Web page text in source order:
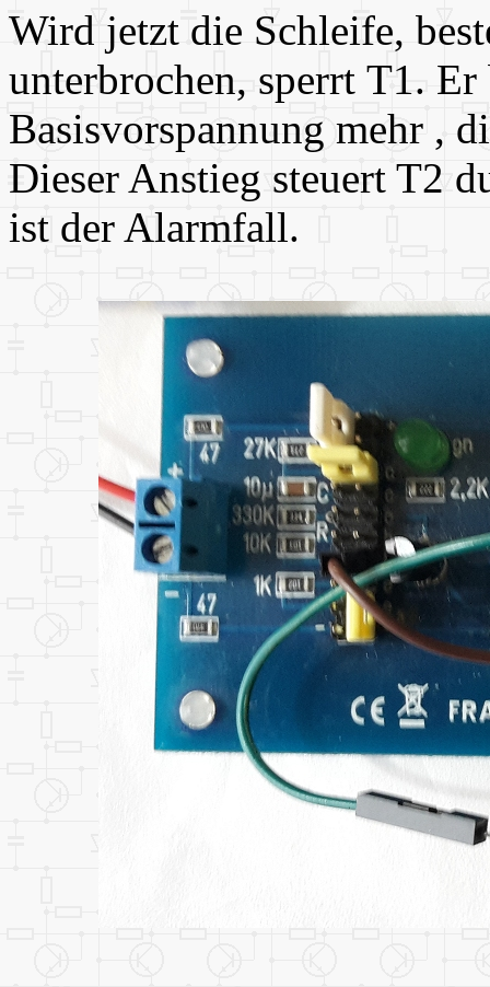
Wird jetzt die Schleife,
unterbrochen, sperrt T1.
Basisvorspannung mehr ,
Dieser Anstieg steuert T2
ist der Alarmfall.